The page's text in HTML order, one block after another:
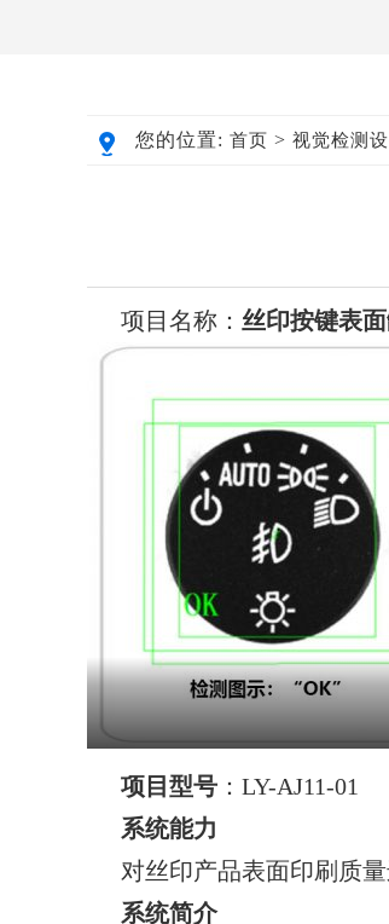
您的位置: 首页 > 视觉检测
项目名称： 丝印按键表
项目型号 ：LY-AJ11-01
系统能力
对丝印产品表面印刷质
系统简介